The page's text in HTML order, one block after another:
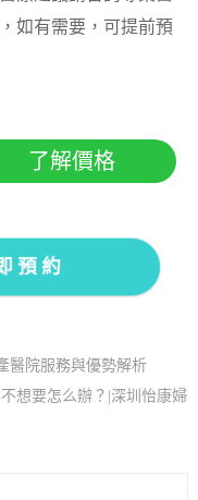
如有需要，可提前預
了解價格
預約
醫院服務與優勢解析
想要怎么辦？|深圳怡康婦